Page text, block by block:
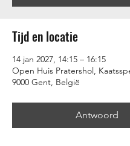
Tijd en locatie
14 jan 2027, 14:15 – 16:15
Open Huis Pratershol,
9000 Gent, België
Antwoord